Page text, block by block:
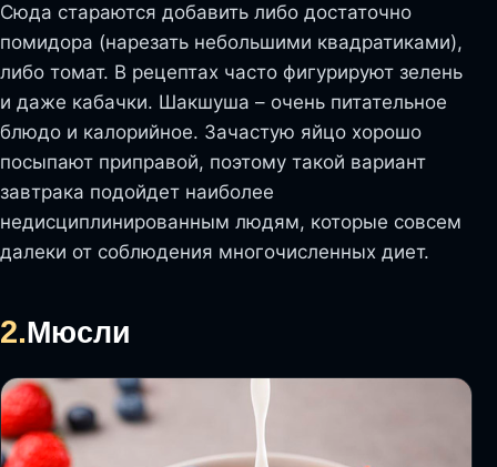
Сюда стараются добавить либо достаточно
помидора (нарезать небольшими квадратиками),
либо томат. В рецептах часто фигурируют зелень
и даже кабачки. Шакшуша – очень питательное
блюдо и калорийное. Зачастую яйцо хорошо
посыпают приправой, поэтому такой вариант
завтрака подойдет наиболее
недисциплинированным людям, которые совсем
далеки от соблюдения многочисленных диет.
2.Мюсли